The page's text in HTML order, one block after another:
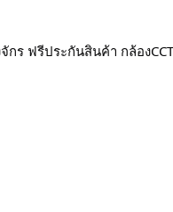
ร ฟรีประกันสินค้า กล้อง